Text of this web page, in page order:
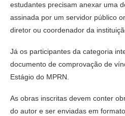
estudantes precisam anexar uma
assinada por um servidor público
diretor ou coordenador da
Já os participantes da categoria
documento de comprovação de
Estágio do MPRN.
As obras inscritas devem conter
do autor e ser enviadas em